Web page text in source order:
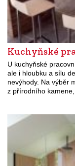
Kuchyňské
U kuchyňské
ale i hloubku a sílu
nevýhody. Na výběr
z přírodního